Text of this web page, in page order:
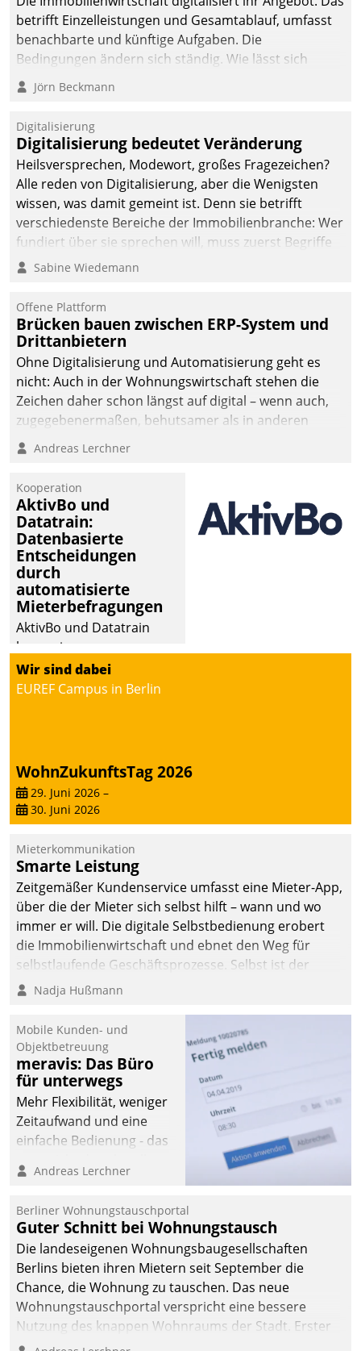
betrifft Einzelleistungen und Gesamtablauf, umfasst
benachbarte und künftige Aufgaben. Die
Bedingungen ändern sich ständig. Wie lässt sich
technisch die Kontrolle wahren und zugleich Freiraum
fürs Wachsen öffnen?
Jörn Beckmann
Digitalisierung
Digitalisierung bedeutet Veränderung
Heilsversprechen, Modewort, großes Fragezeichen?
Alle reden von Digitalisierung, aber die Wenigsten
wissen, was damit gemeint ist. Denn sie betrifft
verschiedenste Bereiche der Immobilienbranche: Wer
fundiert über sie sprechen will, muss zuerst Begriffe
klären. Ein Aspekt ist die betriebliche Optimierung:
Einsparungen durch optimierte und automatisierte
Prozesse. Doch man darf nicht zu viel erwarten: Allein
mit der Einführung einer neuen Software ist es nicht
getan. Die Digitalisierung erfordert von Unternehmen
die Bereitschaft, sich zu überprüfen, zu hinterfragen
und zu verändern.
Sabine Wiedemann
Offene Plattform
Brücken bauen zwischen ERP-System und
Drittanbietern
Ohne Digitalisierung und Automatisierung geht es
nicht: Auch in der Wohnungswirtschaft stehen die
Zeichen daher schon längst auf digital – wenn auch,
zugegebenermaßen, behutsamer als in anderen
Branchen.
Andreas Lerchner
Kooperation
AktivBo und
Datatrain:
Datenbasierte
Entscheidungen
durch
automatisierte
Mieterbefragungen
AktivBo und Datatrain
kooperieren –
Immobilienunternehmen
profitieren: Die nahtlose
automatisiert ausgelöste,
zielgerichtete
Mieterbefragungen – eine
starke Grundlage für
intelligente,
datengestützte
Entscheidungen.
Wir sind dabei
EUREF Campus in Berlin
WohnZukunftsTag 2026
29. Juni 2026 –
30. Juni 2026
Mieterkommunikation
Smarte Leistung
Zeitgemäßer Kundenservice umfasst eine Mieter-App,
über die der Mieter sich selbst hilft – wann und wo
immer er will. Die digitale Selbstbedienung erobert
die Immobilienwirtschaft und ebnet den Weg für
selbstlaufende Geschäftsprozesse. Selbst ist der
Kunde und smart der Serviceanbieter.
Nadja Hußmann
Mobile Kunden- und
Objektbetreuung
meravis: Das Büro
für unterwegs
Mehr Flexibilität, weniger
Zeitaufwand und eine
einfache Bedienung - das
Cockpit für mobile
Datatrain. Die meravis
Wohnungsbau- und
Immobilien GmbH hat
sich dabei für den Betrieb
der Lösung über die SAP
Cloud Platform
entschieden - als erstes
Andreas Lerchner
Berliner Wohnungstauschportal
Guter Schnitt bei Wohnungstausch
Die landeseigenen Wohnungsbaugesellschaften
Berlins bieten ihren Mietern seit September die
Chance, die Wohnung zu tauschen. Das neue
Wohnungstauschportal verspricht eine bessere
Nutzung des knappen Wohnraums der Stadt. Erster
Anwendungsfall für Datatrains Lösung API-Hub mit